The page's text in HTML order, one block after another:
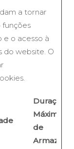
a tornar
e o acesso à
do website. O
Duração
Máxima
de